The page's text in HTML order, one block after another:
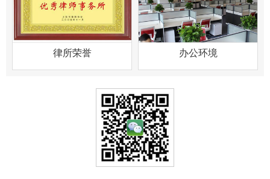
律所荣誉 办公环境